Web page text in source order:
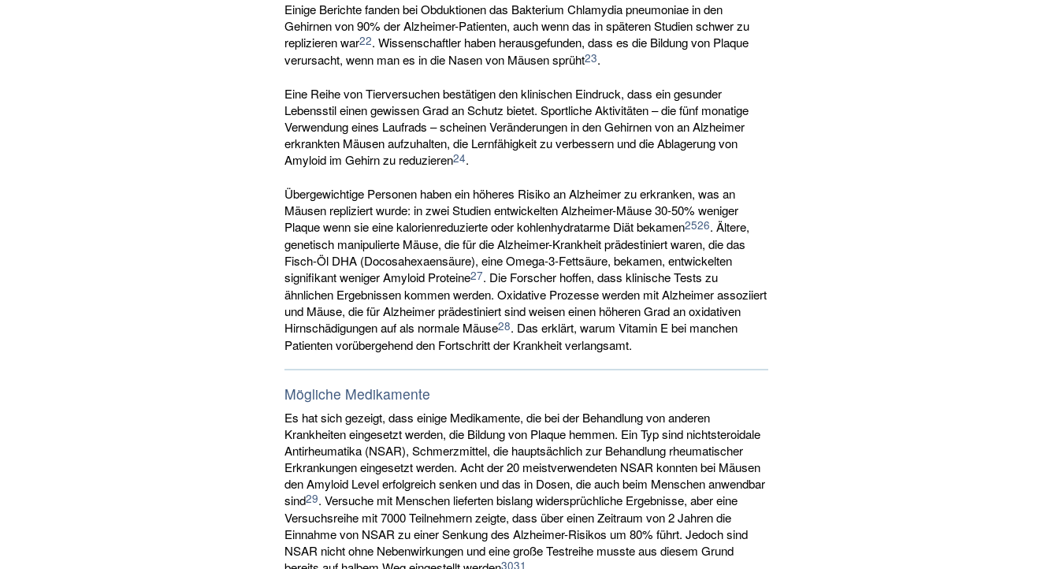
Einige Berichte fanden bei Obduktionen das Bakterium Chlamydia pneumoniae in den
Gehirnen von 90% der Alzheimer-Patienten, auch wenn das in späteren Studien schwer zu
replizieren war22. Wissenschaftler haben herausgefunden, dass es die Bildung von Plaque
verursacht, wenn man es in die Nasen von Mäusen sprüht23.
Eine Reihe von Tierversuchen bestätigen den klinischen Eindruck, dass ein gesunder
Lebensstil einen gewissen Grad an Schutz bietet. Sportliche Aktivitäten – die fünf monatige
Verwendung eines Laufrads – scheinen Veränderungen in den Gehirnen von an Alzheimer
erkrankten Mäusen aufzuhalten, die Lernfähigkeit zu verbessern und die Ablagerung von
Amyloid im Gehirn zu reduzieren24.
Übergewichtige Personen haben ein höheres Risiko an Alzheimer zu erkranken, was an
Mäusen repliziert wurde: in zwei Studien entwickelten Alzheimer-Mäuse 30-50% weniger
Plaque wenn sie eine kalorienreduzierte oder kohlenhydratarme Diät bekamen2526. Ältere,
genetisch manipulierte Mäuse, die für die Alzheimer-Krankheit prädestiniert waren, die das
Fisch-Öl DHA (Docosahexaensäure), eine Omega-3-Fettsäure, bekamen, entwickelten
signifikant weniger Amyloid Proteine27. Die Forscher hoffen, dass klinische Tests zu
ähnlichen Ergebnissen kommen werden. Oxidative Prozesse werden mit Alzheimer assoziiert
und Mäuse, die für Alzheimer prädestiniert sind weisen einen höheren Grad an oxidativen
Hirnschädigungen auf als normale Mäuse28. Das erklärt, warum Vitamin E bei manchen
Patienten vorübergehend den Fortschritt der Krankheit verlangsamt.
Mögliche Medikamente
Es hat sich gezeigt, dass einige Medikamente, die bei der Behandlung von anderen
Krankheiten eingesetzt werden, die Bildung von Plaque hemmen. Ein Typ sind nichtsteroidale
Antirheumatika (NSAR), Schmerzmittel, die hauptsächlich zur Behandlung rheumatischer
Erkrankungen eingesetzt werden. Acht der 20 meistverwendeten NSAR konnten bei Mäusen
den Amyloid Level erfolgreich senken und das in Dosen, die auch beim Menschen anwendbar
sind29. Versuche mit Menschen lieferten bislang widersprüchliche Ergebnisse, aber eine
Versuchsreihe mit 7000 Teilnehmern zeigte, dass über einen Zeitraum von 2 Jahren die
Einnahme von NSAR zu einer Senkung des Alzheimer-Risikos um 80% führt. Jedoch sind
NSAR nicht ohne Nebenwirkungen und eine große Testreihe musste aus diesem Grund
3031